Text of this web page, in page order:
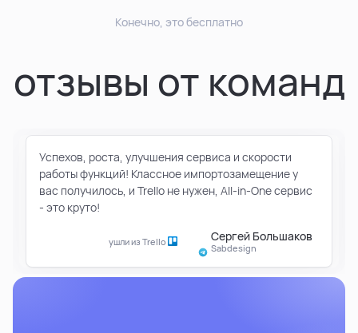
Конечно, это бесплатно
отзывы от команд
Успехов, роста, улучшения сервиса и скорости
работы функций! Классное импортозамещение у
вас получилось, и Trello не нужен, All-in-One сервис
- это круто!
Сергей Большаков
Sabdesign
ушли из Trello